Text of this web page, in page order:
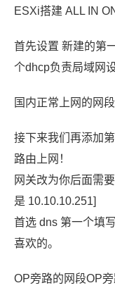
ESXi搭建 ALL IN
首先设置 新建的第
个dhcp负责局域网
国内正常上网的网
接下来我们再添加
路由上网！
网关改为你后面需
是 10.10.10.251]
首选 dns 第一个填
喜欢的。
OP旁路的网段OP